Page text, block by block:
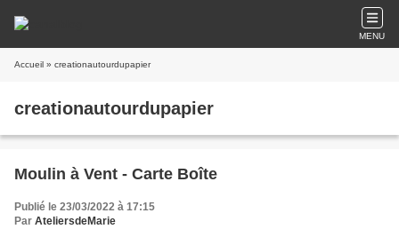
MENU
Accueil » creationautourdupapier
creationautourdupapier
Moulin à Vent - Carte Boîte
Publié le 23/03/2022 à 17:15
Par AteliersdeMarie